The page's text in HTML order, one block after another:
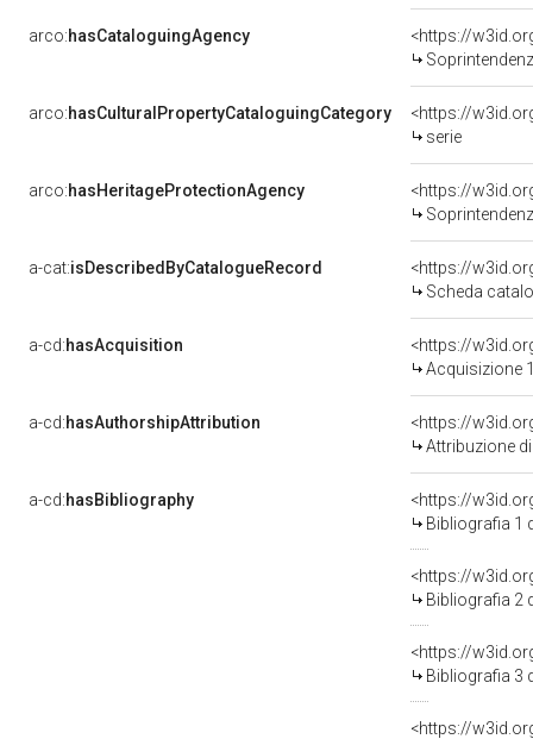
arco:hasCataloguingAgency
<https://
Soprintendenza
arco:hasCulturalPropertyCataloguingCategory
<https://
serie
arco:hasHeritageProtectionAgency
<https://
Soprintendenza
a-cat:isDescribedByCatalogueRecord
<https://
Scheda
a-cd:hasAcquisition
<https://
Acquisizione
a-cd:hasAuthorshipAttribution
Attribuzione
a-cd:hasBibliography
<https://
Bibliografia 1
<https://
Bibliografia 2
<https://
Bibliografia 3
<https://